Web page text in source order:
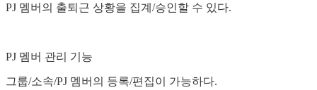
PJ 멤버의 출퇴근 상황을 집계/승인할 수 있다.
PJ 멤버 관리 기능
그룹/소속/PJ 멤버의 등록/편집이 가능하다.